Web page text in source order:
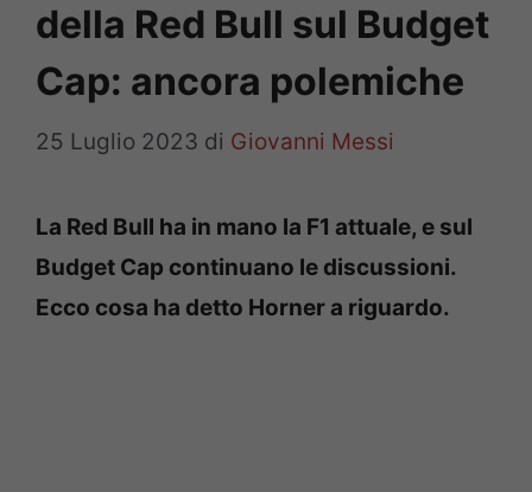
della Red Bull sul Budget
Cap: ancora polemiche
25 Luglio 2023 di Giovanni Messi
La Red Bull ha in mano la F1 attuale, e sul
Budget Cap continuano le discussioni.
Ecco cosa ha detto Horner a riguardo.